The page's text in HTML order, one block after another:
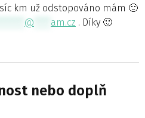
km už odstopováno mám 🙂
@ am.cz . Díky 🙂
nebo doplň